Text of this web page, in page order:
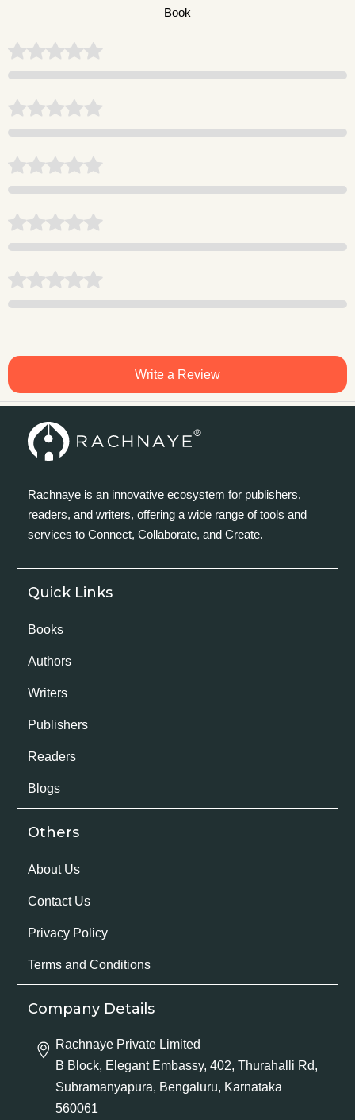
Book
Write a Review
Rachnaye is an innovative ecosystem for publishers,
readers, and writers, offering a wide range of tools and
services to Connect, Collaborate, and Create.
Quick Links
Books
Authors
Writers
Publishers
Readers
Blogs
Others
About Us
Contact Us
Privacy Policy
Terms and Conditions
Company Details
Rachnaye Private Limited
B Block, Elegant Embassy, 402, Thurahalli Rd,
Subramanyapura, Bengaluru, Karnataka
560061